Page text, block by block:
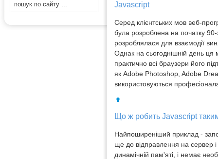
Javascript
Серед клієнтських мов веб-
була розроблена на початку
розроблялася для взаємодії
Однак на сьогоднішній день
практично всі браузери його
як Adobe Photoshop, Adobe
використовуються
Що ж робить Javascript
Найпоширеніший приклад -
ще до відправлення на сервер і
динамічній пам'яті, і немає